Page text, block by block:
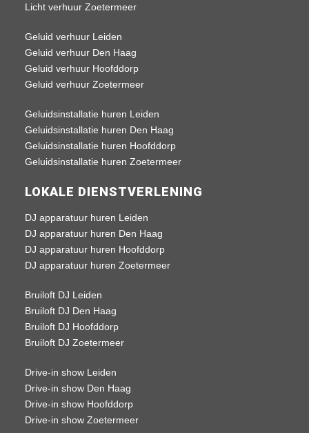
Licht verhuur Zoetermeer
Geluid verhuur Leiden
Geluid verhuur Den Haag
Geluid verhuur Hoofddorp
Geluid verhuur Zoetermeer
Geluidsinstallatie huren Leiden
Geluidsinstallatie huren Den Haag
Geluidsinstallatie huren Hoofddorp
Geluidsinstallatie huren Zoetermeer
LOKALE DIENSTVERLENING
DJ apparatuur huren Leiden
DJ apparatuur huren Den Haag
DJ apparatuur huren Hoofddorp
DJ apparatuur huren Zoetermeer
Bruiloft DJ Leiden
Bruiloft DJ Den Haag
Bruiloft DJ Hoofddorp
Bruiloft DJ Zoetermeer
Drive-in show Leiden
Drive-in show Den Haag
Drive-in show Hoofddorp
Drive-in show Zoetermeer